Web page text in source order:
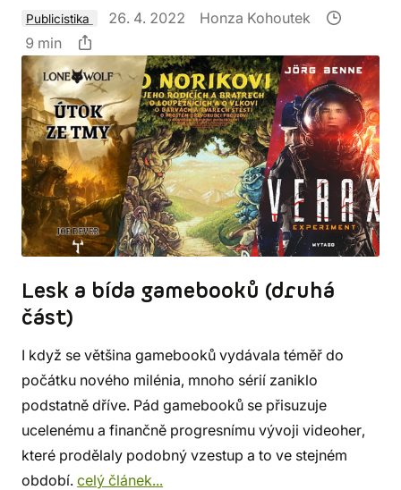
Publicistika 26. 4. 2022
Honza Kohoutek
9 min
Lesk a bída gamebooků (druhá
část)
I když se většina gamebooků vydávala téměř do
počátku nového milénia, mnoho sérií zaniklo
podstatně dříve. Pád gamebooků se přisuzuje
ucelenému a finančně progresnímu vývoji videoher,
které prodělaly podobný vzestup a to ve stejném
období. celý článek...